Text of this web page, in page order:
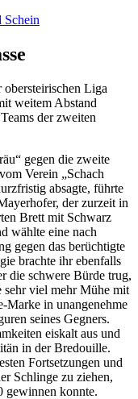
Schein
Liga
weitem Abstand
der zweiten
gegen die zweite
Verein „Schach
absagte, führte
der zurzeit in
Brett mit Schwarz
wählte eine nach
gegen das berüchtigte
brachte ihr ebenfalls
die schwere Bürde trug,
sehr viel mehr Mühe mit
Marke in unangenehme
seines Gegners.
eiskalt aus und
in der Bredouille.
Fortsetzungen und
Schlinge zu ziehen,
gewinnen konnte.